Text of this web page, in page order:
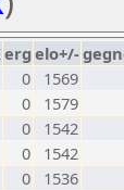
erg elo+/-
0
1569
0
1579
0
1542
0
1542
0
1536